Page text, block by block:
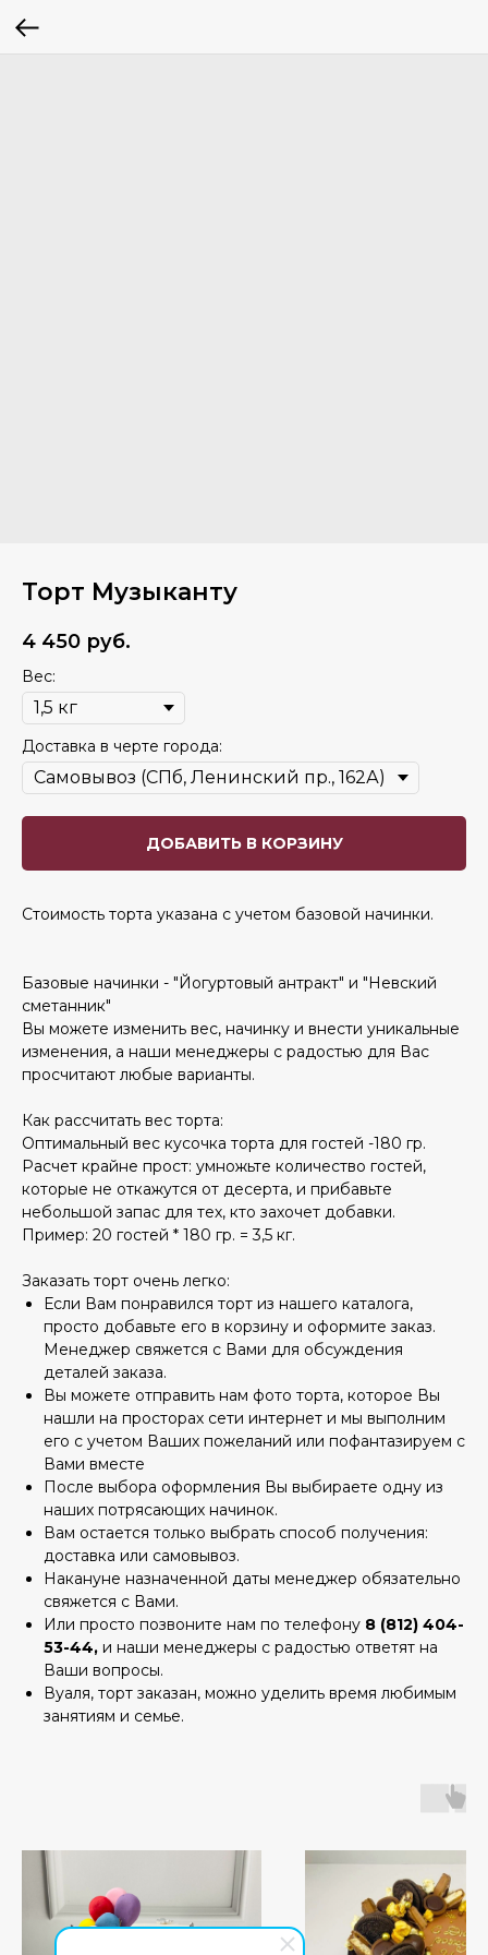
Торт Музыканту
4 450 руб.
Вес:
Доставка в черте города:
ДОБАВИТЬ В КОРЗИНУ
Стоимость торта указана с учетом базовой начинки.
Базовые начинки - "Йогуртовый антракт" и "Невский
сметанник"
Вы можете изменить вес, начинку и внести уникальные
изменения, а наши менеджеры с радостью для Вас
просчитают любые варианты.
Как рассчитать вес торта:
Оптимальный вес кусочка торта для гостей -180 гр.
Расчет крайне прост: умножьте количество гостей,
которые не откажутся от десерта, и прибавьте
небольшой запас для тех, кто захочет добавки.
Пример: 20 гостей * 180 гр. = 3,5 кг.
Заказать торт очень легко:
Если Вам понравился торт из нашего каталога,
просто добавьте его в корзину и оформите заказ.
Менеджер свяжется с Вами для обсуждения
деталей заказа.
Вы можете отправить нам фото торта, которое Вы
нашли на просторах сети интернет и мы выполним
его с учетом Ваших пожеланий или пофантазируем с
Вами вместе
После выбора оформления Вы выбираете одну из
наших потрясающих начинок.
Вам остается только выбрать способ получения:
доставка или самовывоз.
Накануне назначенной даты менеджер обязательно
свяжется с Вами.
Или просто позвоните нам по телефону 8 (812) 404-
53-44, и наши менеджеры с радостью ответят на
Ваши вопросы.
Вуаля, торт заказан, можно уделить время любимым
занятиям и семье.